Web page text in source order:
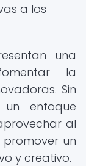
a los
una
la
Sin
un enfoque
al
un
y creativo.